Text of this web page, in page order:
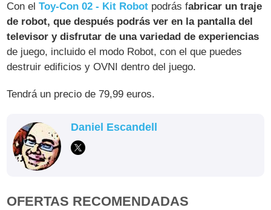
Con elToy-Con 02 - Kit Robot podrás fabricar un traje
de robot, que después podrás ver en la pantalla del
televisor y disfrutar de una variedad de experiencias
de juego, incluido el modo Robot, con el que puedes
destruir edificios y OVNI dentro del juego.
Tendrá un precio de 79,99 euros.
Daniel Escandell
OFERTAS RECOMENDADAS